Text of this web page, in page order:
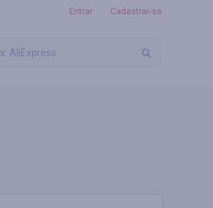
Entrar Cadastrar-se